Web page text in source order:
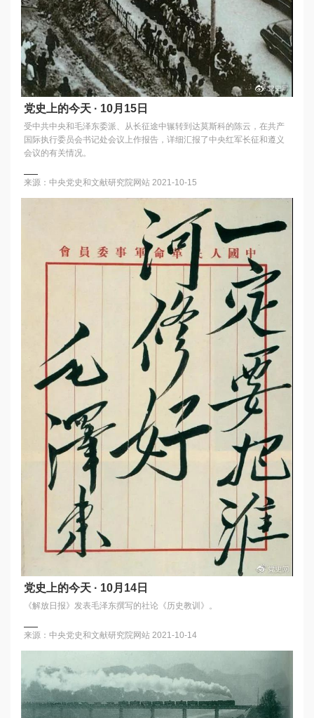
党史上的今天 · 10月15日
受中共中央和毛泽东委派、从长征途中辗转到达莫斯科的陈云，在共产
国际执行委员会书记处会议上作报告，详细汇报了中央红军长征和遵义
会议的有关情况。
来源：中央党史和文献研究院网站 2021-10-15
党史上的今天 · 10月14日
《解放日报》发表毛泽东撰写的社论《历史教训》。
来源：中央党史和文献研究院网站 2021-10-14